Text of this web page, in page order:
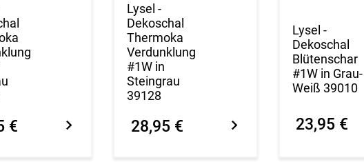
€
Lysel -
Dekoschal
Thermoka
Verdunklung
#1W in
Steingrau
39128
28,95 €
Lysel -
Dekoschal
Blütenschar
#1W in Grau-
Weiß 39010
23,95 €